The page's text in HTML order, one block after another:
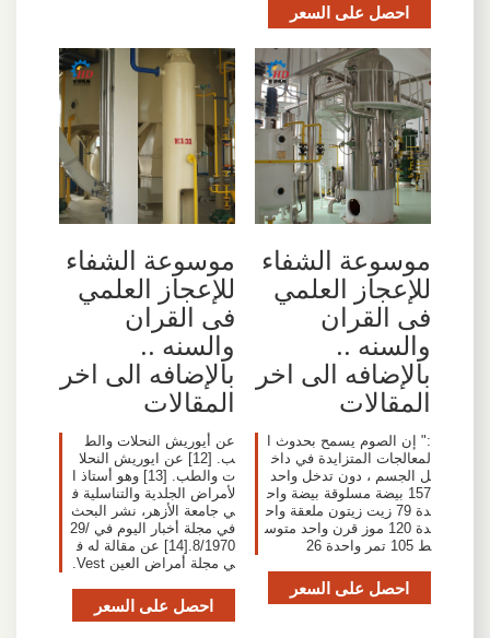
احصل على السعر
موسوعة الشفاء
للإعجاز العلمي
فى القران
والسنه ..
بالإضافه الى اخر
المقالات
:" إن الصوم يسمح بحدوث ا
لمعالجات المتزايدة في داخ
ل الجسم ، دون تدخل واحد
157 بيضة مسلوقة بيضة واح
دة 79 زيت زيتون ملعقة واح
دة 120 موز قرن واحد متوس
ط 105 تمر واحدة 26
احصل على السعر
موسوعة الشفاء
للإعجاز العلمي
فى القران
والسنه ..
بالإضافه الى اخر
المقالات
عن أيوريش النحلات والط
ب. [12] عن ايوريش النحلا
ت والطب. [13] وهو أستاذ ا
لأمراض الجلدية والتناسلية ف
ي جامعة الأزهر، نشر البحث
في مجلة أخبار اليوم في 29/
8/1970.[14] عن مقالة له ف
ي مجلة أمراض العين Vest.
احصل على السعر